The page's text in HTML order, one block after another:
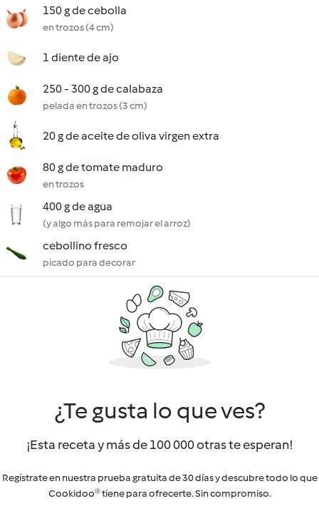
150 g de cebolla
en trozos (4 cm)
1 diente de ajo
250 - 300 g de calabaza
pelada en trozos (3 cm)
20 g de aceite de oliva virgen extra
80 g de tomate maduro
en trozos
400 g de agua
(y algo más para remojar el arroz)
cebollino fresco
picado para decorar
¿Te gusta lo que ves?
¡Esta receta y más de 100 000 otras te esperan!
Regístrate en nuestra prueba gratuita de 30 días y descubre todo lo que
Cookidoo® tiene para ofrecerte. Sin compromiso.